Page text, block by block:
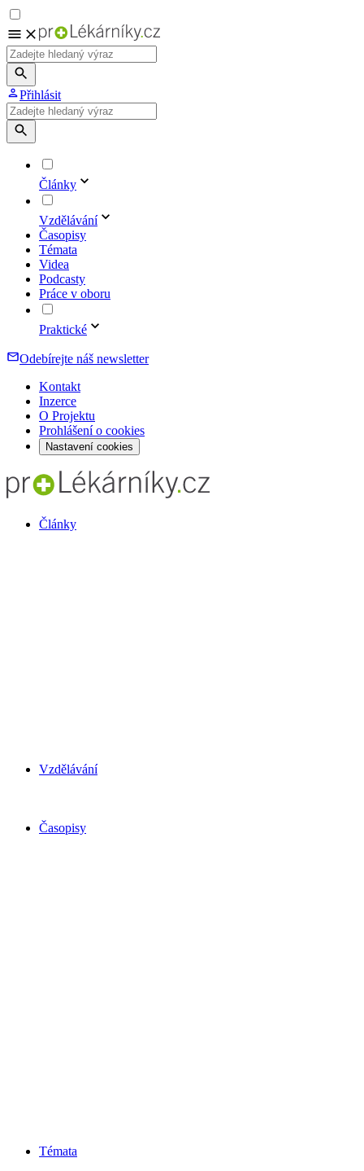
Přihlásit
Články
Vzdělávání
Časopisy
Témata
Videa
Podcasty
Práce v oboru
Praktické
Odebírejte náš newsletter
Kontakt
Inzerce
O Projektu
Prohlášení o cookies
Nastavení cookies
Články
Vzdělávání
Časopisy
Témata